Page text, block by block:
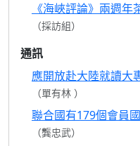
《海峽評論》兩週年
（採訪組）
通訊
應開放赴大陸就讀大
（單有林 ）
聯合國有179個會員國
（龔忠武）